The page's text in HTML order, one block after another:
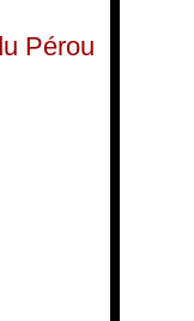
Pérou